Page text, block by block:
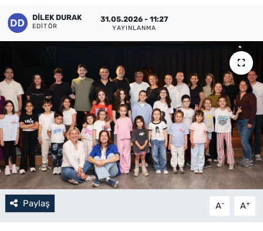
DILEK DURAK
EDITÖR
31.05.2026 - 11:27
YAYINLANMA
Paylaş A- A+